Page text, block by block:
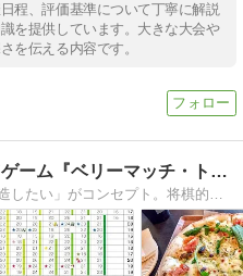
程、評価基準について丁寧に解説
を提供しています。大きな大会や
を伝える内容です。
アナログゲーム・ボードゲーム『ベリーマッチ・トイ』のブログ